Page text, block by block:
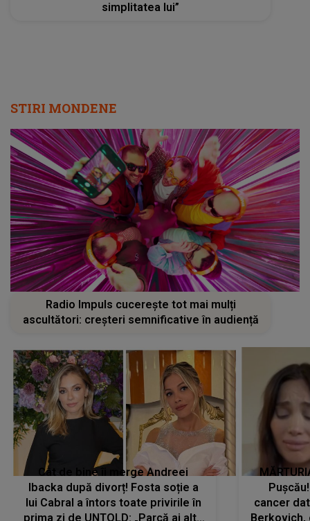
simplitatea lui”
STIRI MONDENE
Radio Impuls cucerește tot mai mulți
ascultători: creșteri semnificative în audiență
Cât de bine îi merge Andreei
Ibacka după divorț! Fosta soție a
lui Cabral a întors toate privirile în
prima zi de UNTOLD: „Parcă ai altă
cancer